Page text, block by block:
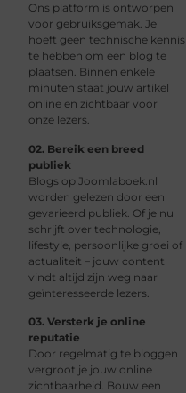
Ons platform is ontworpen
voor gebruiksgemak. Je
hoeft geen technische kennis
te hebben om een blog te
plaatsen. Binnen enkele
minuten staat jouw artikel
online en zichtbaar voor
onze lezers.
02. Bereik een breed
publiek
Blogs op Joomlaboek.nl
worden gelezen door een
gevarieerd publiek. Of je nu
schrijft over technologie,
lifestyle, persoonlijke groei of
actualiteit – jouw content
vindt altijd zijn weg naar
geïnteresseerde lezers.
03. Versterk je online
reputatie
Door regelmatig te bloggen
vergroot je jouw online
zichtbaarheid. Bouw een